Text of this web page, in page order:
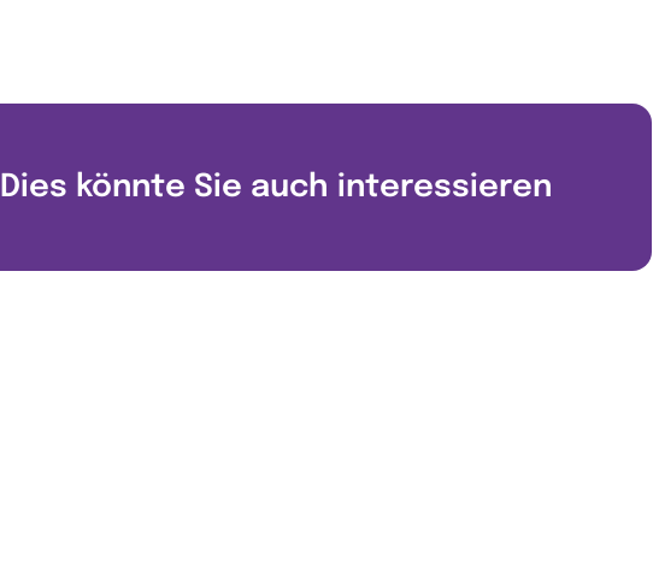
Dies könnte Sie auch interessieren